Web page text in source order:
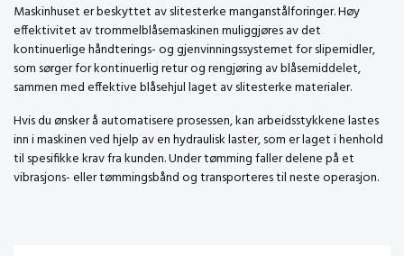
Maskinhuset er beskyttet av slitesterke manganstålforinger. Høy
effektivitet av trommelblåsemaskinen muliggjøres av det
kontinuerlige håndterings- og gjenvinningssystemet for slipemidler,
som sørger for kontinuerlig retur og rengjøring av blåsemiddelet,
sammen med effektive blåsehjul laget av slitesterke materialer.
Hvis du ønsker å automatisere prosessen, kan arbeidsstykkene lastes
inn i maskinen ved hjelp av en hydraulisk laster, som er laget i henhold
til spesifikke krav fra kunden. Under tømming faller delene på et
vibrasjons- eller tømmingsbånd og transporteres til neste operasjon.